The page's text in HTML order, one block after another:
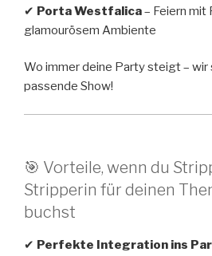
✔ Porta Westfalica– Feiern mit
glamourösem Ambiente
Wo immer deine Party steigt – wir
passende Show!
🎯 Vorteile, wenn du
Stripperin für deinen
buchst
✔ Perfekte Integration ins